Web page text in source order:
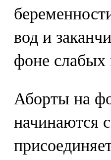
вод и
фоне слабых
Аборты на
начинаются